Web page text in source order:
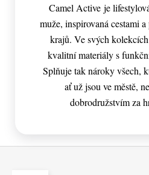
Camel Active je
muže, inspirovaná cestami
krajů. Ve svých
kvalitní materiály s
Splňuje tak nároky všech,
ať už jsou ve městě,
dobrodružstvím za
Z